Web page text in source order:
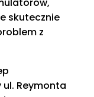
skutecznie
z
Reymonta